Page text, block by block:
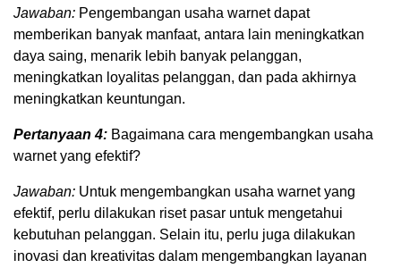
Jawaban: Pengembangan usaha warnet dapat
memberikan banyak manfaat, antara lain meningkatkan
daya saing, menarik lebih banyak pelanggan,
meningkatkan loyalitas pelanggan, dan pada akhirnya
meningkatkan keuntungan.
Pertanyaan 4: Bagaimana cara mengembangkan usaha
warnet yang efektif?
Jawaban: Untuk mengembangkan usaha warnet yang
efektif, perlu dilakukan riset pasar untuk mengetahui
kebutuhan pelanggan. Selain itu, perlu juga dilakukan
inovasi dan kreativitas dalam mengembangkan layanan